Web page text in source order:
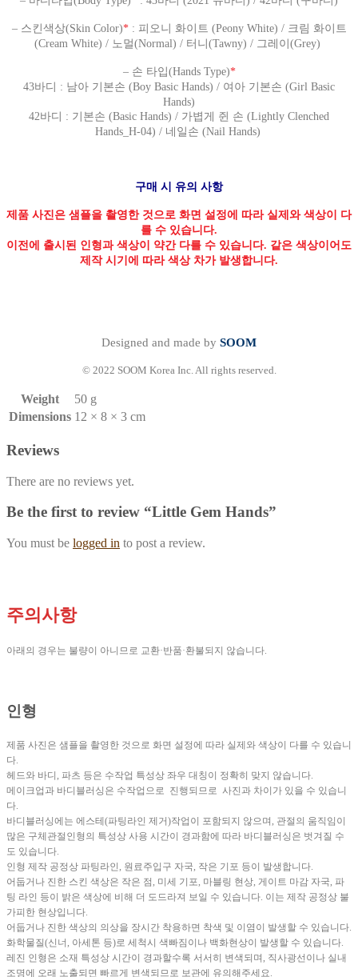
– 스킨색상(Skin Color)*: 피오니 화이트 (Peony White) / 크림 화이트
(Cream White) / 노멀(Normal) / 터니(Tawny) / 그레이(Grey)
– 손 타입(Hands Type)*
43바디 : 남아 기본손 (Boy Basic Hands) / 여아 기본손 (Girl Basic
Hands)
42바디 : 기본손 (Basic Hands) / 가볍게 쥔 손 (Lightly Clenched
Hands_H-04) / 네일손 (Nail Hands)
구매 시 유의 사항
제품 사진은 샘플을 촬영한 것으로 화면 설정에 따라 실제와 색상이 다
를 수 있습니다.
이전에 출시된 인형과 색상이 약간 다를 수 있습니다. 같은 색상이어도
제작 시기에 따라 색상 차가 발생합니다.
Designed and made by SOOM
© 2022 SOOM Korea Inc. All rights reserved.
Weight
50 g
Dimensions 12 × 8 × 3 cm
Reviews
There are no reviews yet.
Be the first to review “Little Gem Hands”
You must be logged in to post a review.
주의사항
아래의 경우는 불량이 아니므로 교환·반품·환불되지 않습니다.
인형
제품 사진은 샘플을 촬영한 것으로 화면 설정에 따라 실제와 색상이 다를 수 있습니
다.
헤드와 바디, 파츠 등은 수작업 특성상 좌우 대칭이 정확히 맞지 않습니다.
메이크업과 바디블러싱은 수작업으로 진행되므로 사진과 차이가 있을 수 있습니
다.
바디블러싱에는 에스테(파팅라인 제거)작업이 포함되지 않으며, 관절의 움직임이
많은 구체관절인형의 특성상 사용 시간이 경과함에 따라 바디블러싱은 벗겨질 수
도 있습니다.
인형 제작 공정상 파팅라인, 원료주입구 자국, 작은 기포 등이 발생합니다.
어둡거나 진한 스킨 색상은 작은 점, 미세 기포, 마블링 현상, 게이트 마감 자국, 파
팅 라인 등이 밝은 색상에 비해 더 도드라져 보일 수 있습니다. 이는 제작 공정상 불
가피한 현상입니다.
어둡거나 진한 색상의 의상을 장시간 착용하면 착색 및 이염이 발생할 수 있습니다.
화학물질(신너, 아세톤 등)로 세척시 색빠짐이나 백화현상이 발생할 수 있습니 다.
레진 인형은 소재 특성상 시간이 경과할수록 서서히 변색되며, 직사광선이나 실내
조명에 오래 노출되면 빠르게 변색되므로 보관에 유의해주세요.